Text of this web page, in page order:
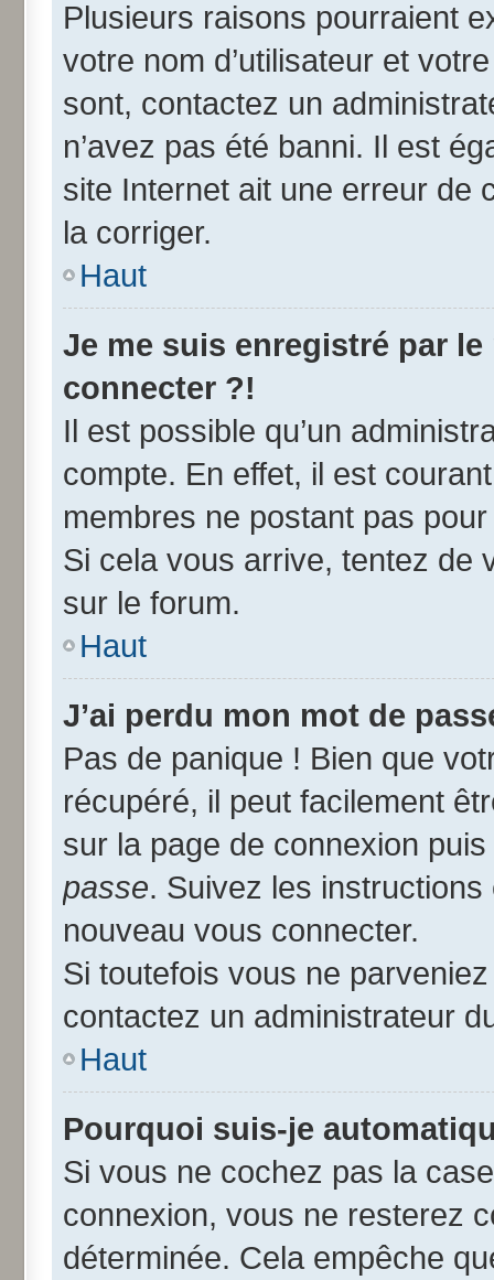
Plusieurs raisons pourraient
votre nom d’utilisateur et
sont, contactez un
n’avez pas été banni. Il est
site Internet ait une erreur de
la corriger.
Haut
Je me suis enregistré par
connecter ?!
Il est possible qu’un
compte. En effet, il est
membres ne postant pas
Si cela vous arrive, tentez de
sur le forum.
Haut
J’ai perdu mon mot de
Pas de panique ! Bien que
récupéré, il peut facilement
sur la page de connexion
passe. Suivez les
nouveau vous connecter.
Si toutefois vous ne
contactez un administrateur
Haut
Pourquoi suis-je
Si vous ne cochez pas la
connexion, vous ne resterez
déterminée. Cela empêche